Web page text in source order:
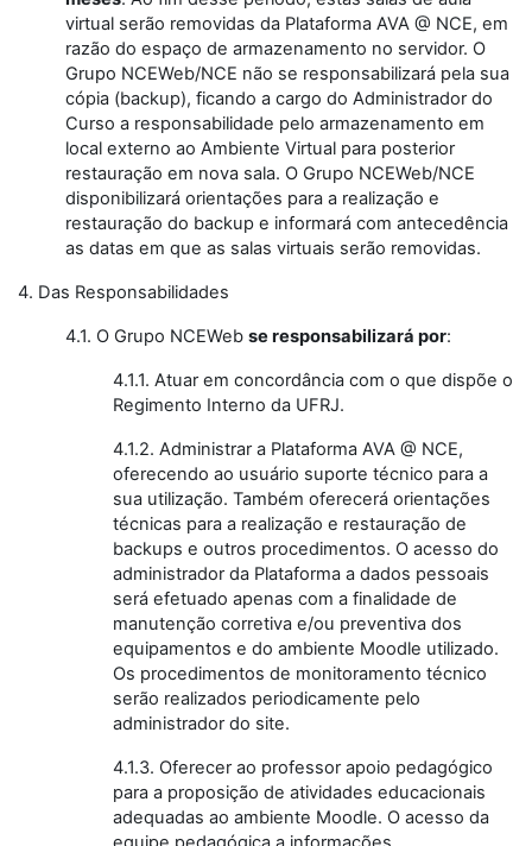
virtual serão removidas da Plataforma AVA @ NCE, em
razão do espaço de armazenamento no servidor. O
Grupo NCEWeb/NCE não se responsabilizará pela sua
cópia (backup), ficando a cargo do Administrador do
Curso a responsabilidade pelo armazenamento em
local externo ao Ambiente Virtual para posterior
restauração em nova sala. O Grupo NCEWeb/NCE
disponibilizará orientações para a realização e
restauração do backup e informará com antecedência
as datas em que as salas virtuais serão removidas.
4. Das Responsabilidades
4.1. O Grupo NCEWeb se responsabilizará por:
4.1.1. Atuar em concordância com o que dispõe o
Regimento Interno da UFRJ.
4.1.2. Administrar a Plataforma AVA @ NCE,
oferecendo ao usuário suporte técnico para a
sua utilização. Também oferecerá orientações
técnicas para a realização e restauração de
backups e outros procedimentos. O acesso do
administrador da Plataforma a dados pessoais
será efetuado apenas com a finalidade de
manutenção corretiva e/ou preventiva dos
equipamentos e do ambiente Moodle utilizado.
Os procedimentos de monitoramento técnico
serão realizados periodicamente pelo
administrador do site.
4.1.3. Oferecer ao professor apoio pedagógico
para a proposição de atividades educacionais
adequadas ao ambiente Moodle. O acesso da